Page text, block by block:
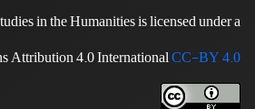
in the Humanities is licensed under a
Attribution 4.0 InternationalCC-BY 4.0